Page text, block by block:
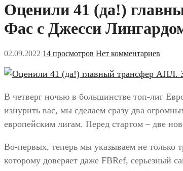
Оценили 41 (да!)
Фас с Джесси
02.09.2022 14 просмотров Нет комментариев
В четверг ночью в большинстве топ-лиг
изнурить вас, мы сделаем сразу два
европейским лигам. Перед стартом – две
Во-первых, теперь мы указываем не только
которому доверяет даже FBRef, серьезный